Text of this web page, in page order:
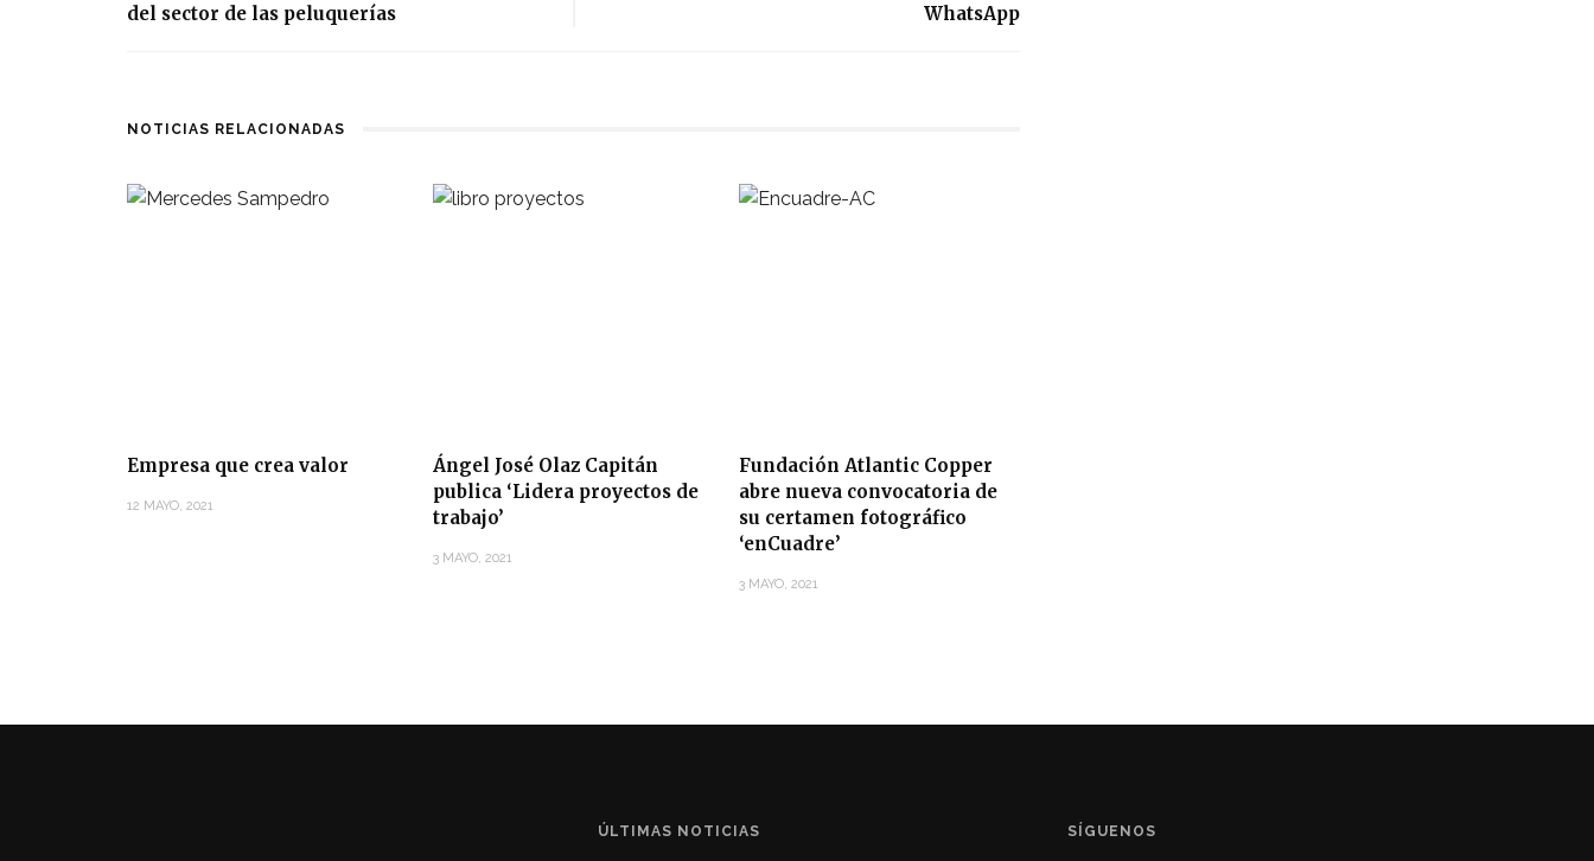
del sector de las peluquerías
WhatsApp
NOTICIAS RELACIONADAS
Empresa que crea valor
12 MAYO, 2021
Ángel José Olaz Capitán
publica ‘Lidera proyectos de
trabajo’
3 MAYO, 2021
Fundación Atlantic Copper
abre nueva convocatoria de
su certamen fotográfico
‘enCuadre’
3 MAYO, 2021
ÚLTIMAS NOTICIAS SÍGUENOS